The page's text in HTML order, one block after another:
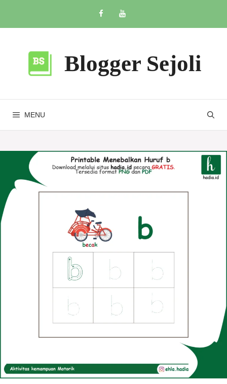
content
Blogger Sejoli
MENU